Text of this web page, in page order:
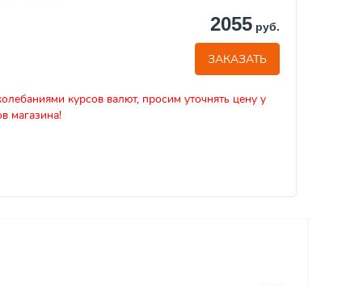
2055руб.
ЗАКАЗАТЬ
курсов валют, просим уточнять цену у
магазина!